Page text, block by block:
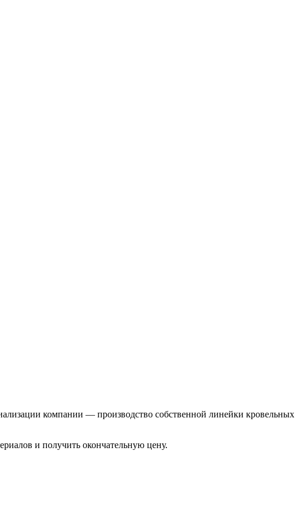
компании — производство собственной линейки кровельных
и получить окончательную цену.